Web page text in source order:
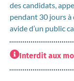
des candidats,
pendant 30 jours à
avide d’un public
Interdit aux